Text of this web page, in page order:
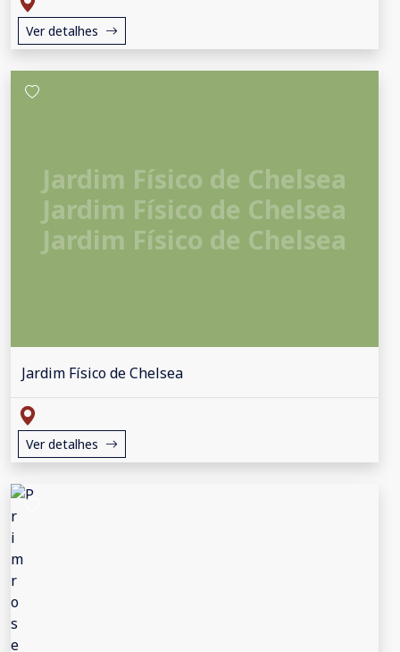
Ver detalhes
Jardim Físico de Chelsea
Jardim Físico de Chelsea
Jardim Físico de Chelsea
Jardim Físico de Chelsea
Ver detalhes